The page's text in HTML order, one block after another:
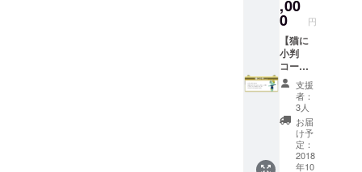
リア
ファイ
ル10枚
セット
（主要
５キャ
ラ、集
合、サ
ブキャ
ラ他）
・アク
リル
キーホ
ロール
にお名
前掲載
（任
意） ・
オリジ
ナルス
テッ
カー ・
缶バッ
チ（主
要5キャ
ラセッ
クミの
ネーム
原稿4
ページ
・制作
ブログ
or制作
状況報
告メー
ルPDF
※上記、
メール
にてお
,00
0 円
【猫に
小判
コー
ス】 モ
デリン
グデー
タセッ
ト《主
要5キャ
ラ（タ
クミ、
支援
者：
3人
お届
け予
定：
2018
年10